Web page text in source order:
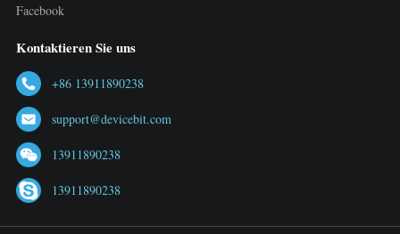
Facebook
Kontaktieren Sie uns
+86 13911890238
support@devicebit.com
13911890238
13911890238